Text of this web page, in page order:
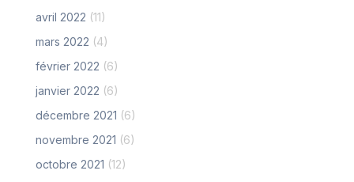
avril 2022 (11)
mars 2022 (4)
février 2022 (6)
janvier 2022 (6)
décembre 2021 (6)
novembre 2021 (6)
octobre 2021 (12)